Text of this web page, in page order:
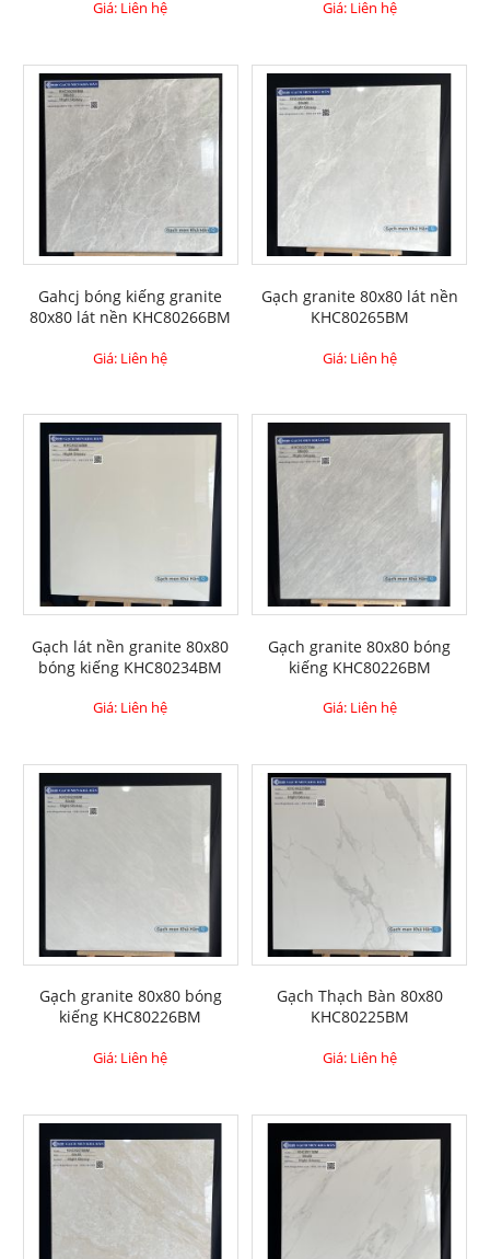
Giá: Liên hệ Giá: Liên hệ
Gahcj bóng kiếng granite
80x80 lát nền KHC80266BM
Giá: Liên hệ
Gạch granite 80x80 lát nền
KHC80265BM
Giá: Liên hệ
Gạch lát nền granite 80x80
bóng kiếng KHC80234BM
Giá: Liên hệ
Gạch granite 80x80 bóng
kiếng KHC80226BM
Giá: Liên hệ
Gạch granite 80x80 bóng
kiếng KHC80226BM
Giá: Liên hệ
Gạch Thạch Bàn 80x80
KHC80225BM
Giá: Liên hệ